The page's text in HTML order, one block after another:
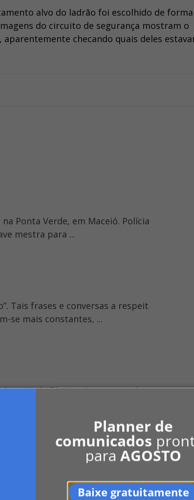
Planner de
comunicados
paraAGOSTO
Baixe gratuitamente
alvo do ladrão foi escolhido de forma
do circuito de segurança mostram o
checando quais deles
Ponta Verde, em Maceió. Polícia
mestra para ...
Tais frases e conversas a respeit
se mais constantes, ...
mais de R$ 13 mil. ... a sorte de e
no andar anterior , ...